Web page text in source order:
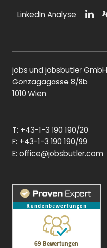
LinkedIn Analyse
e
n
jobs und jobsbutler GmbH
Gonzagagasse 8/8b
1010 Wien
T: +43-1-3 190 190/20
F: +43-1-3 190 190/99
E: office@jobsbutler.com